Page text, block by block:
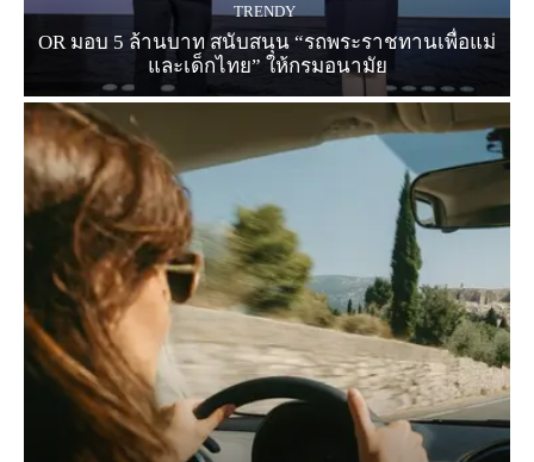
TRENDY
OR มอบ 5 ล้านบาท สนับสนุน “รถพระราชทานเพื่อแม่
และเด็กไทย” ให้กรมอนามัย